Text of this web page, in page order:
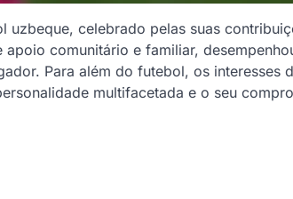
uzbeque, celebrado pelas suas
comunitário e familiar,
Para além do futebol, os interesses
multifacetada e o seu